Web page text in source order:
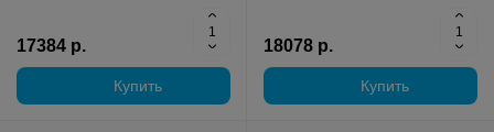
17384 р.
Купить
18078 р.
Купить